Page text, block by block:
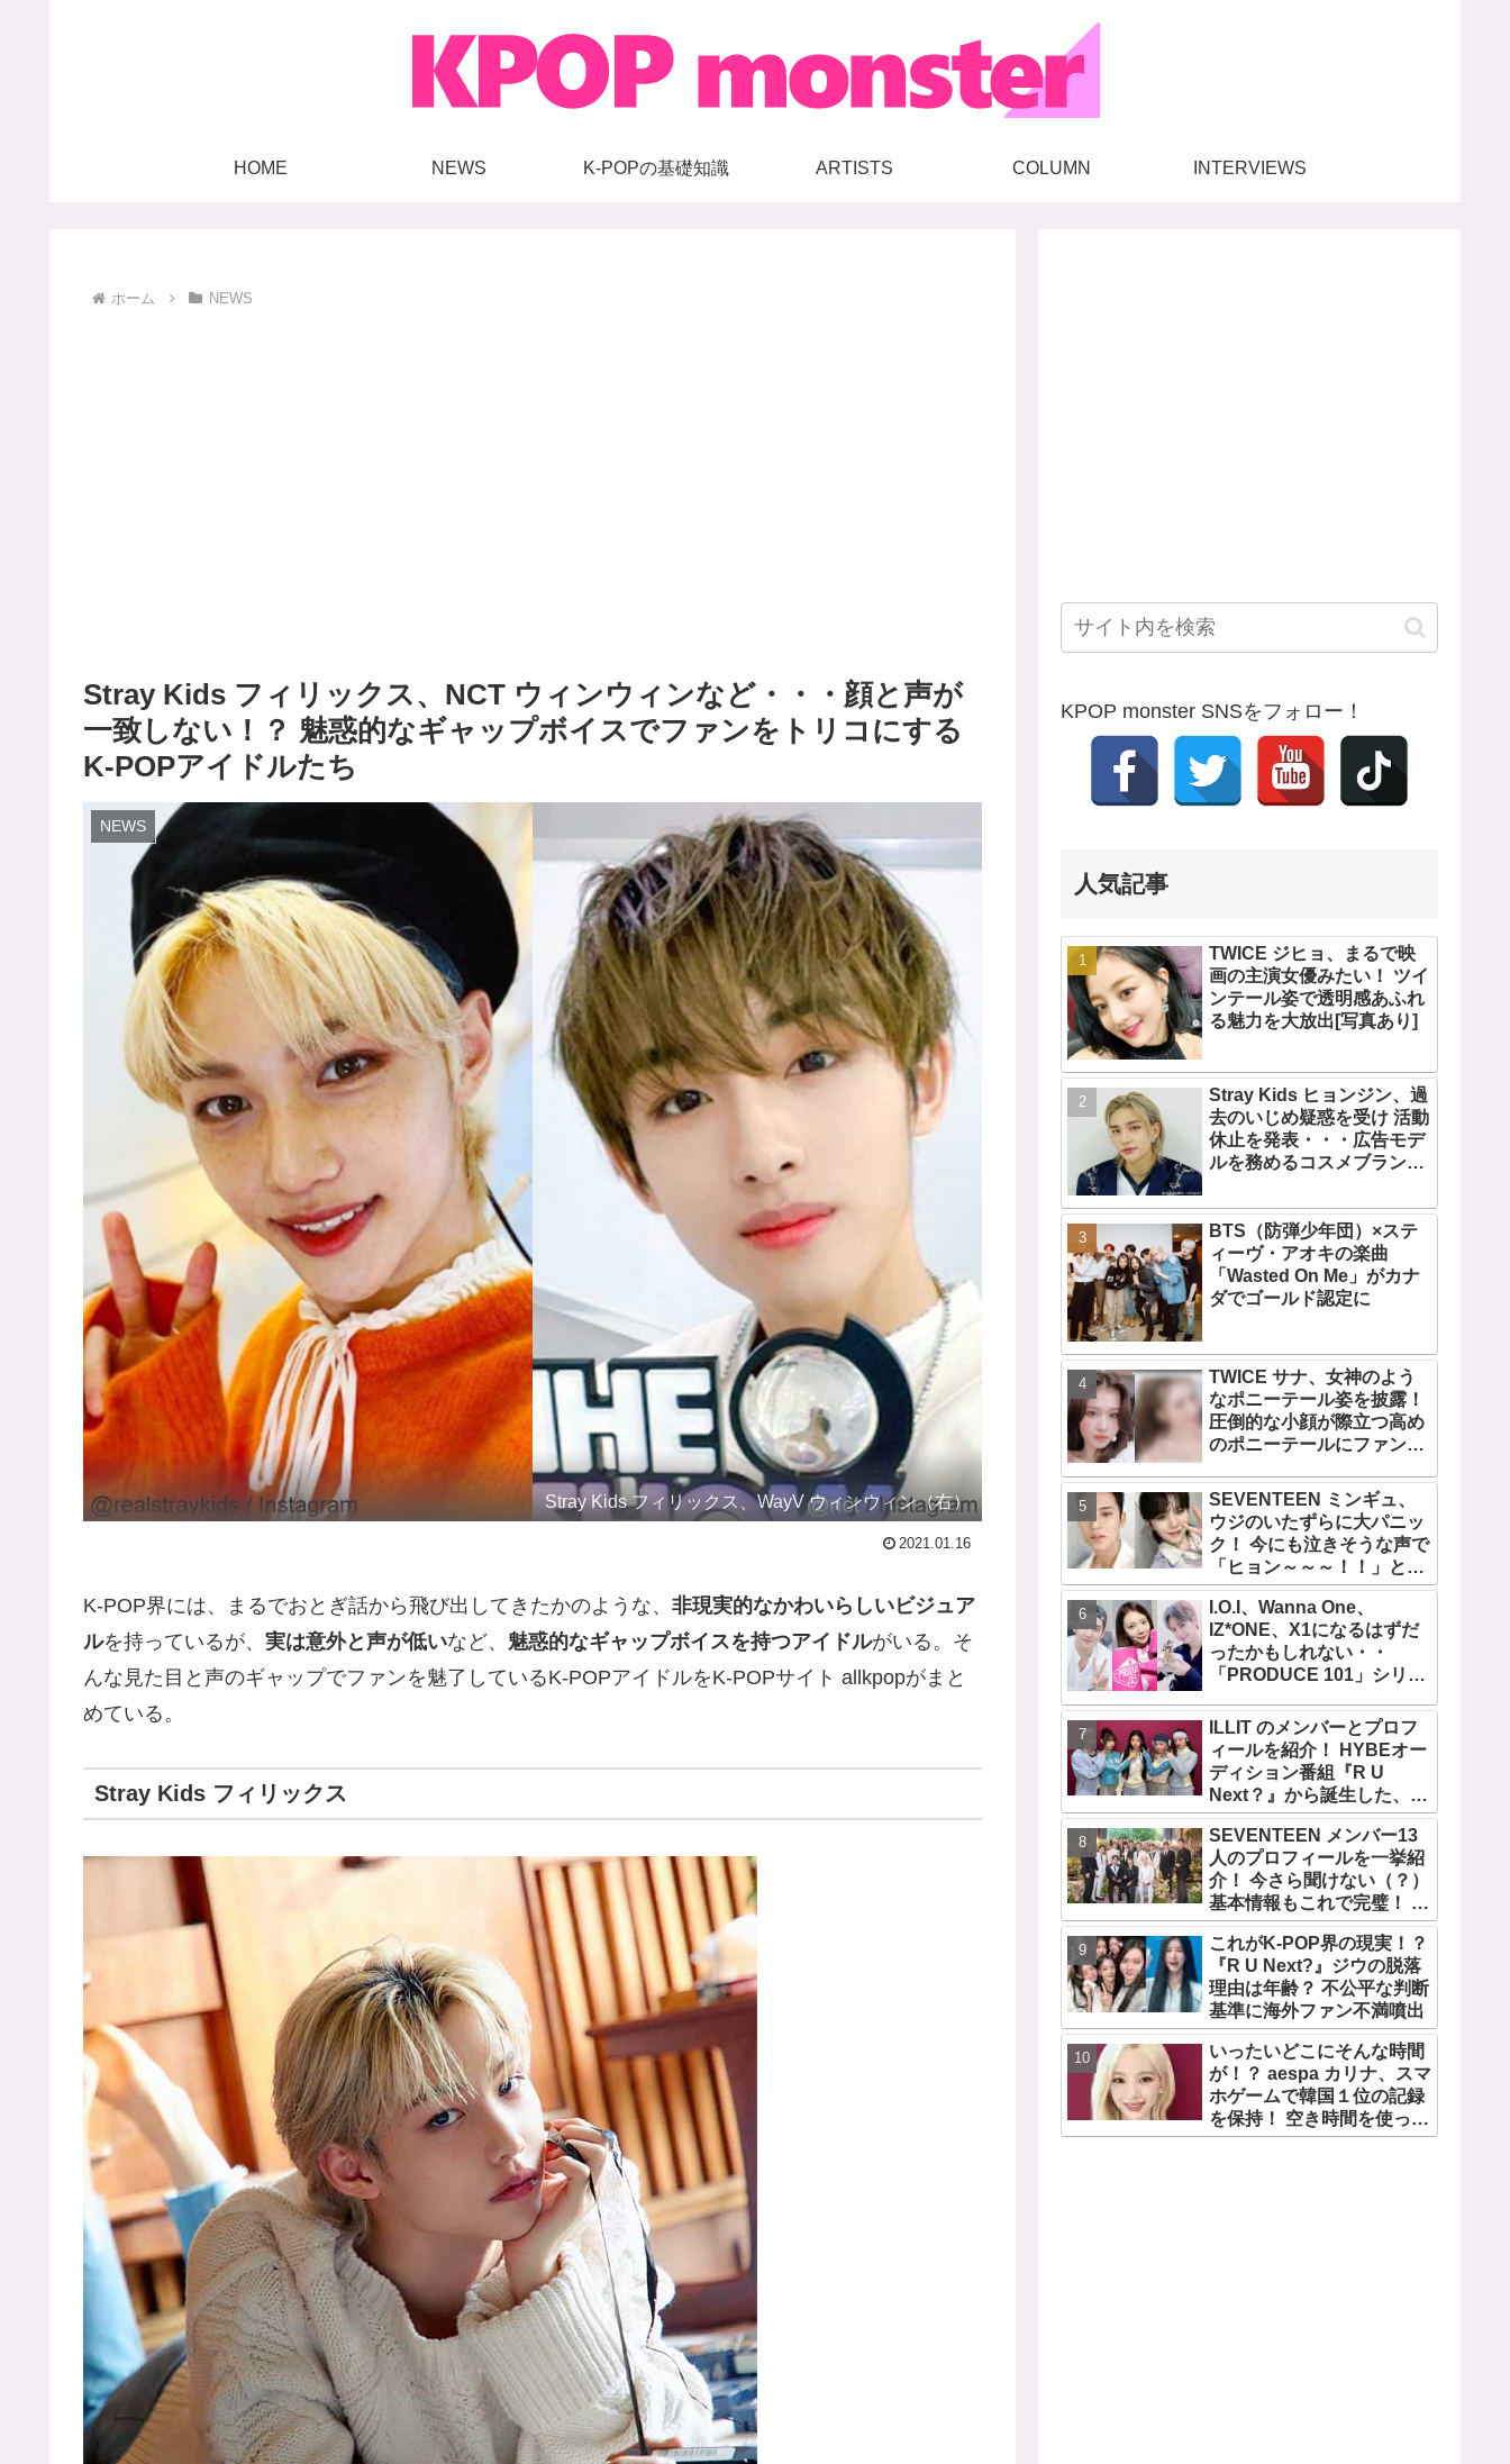
HOME NEWS K-POPの基礎知識 ARTISTS COLUMN INTERVIEWS
ホーム NEWS
Stray Kids フィリックス、NCT ウィンウィンなど・・・顔と声が
一致しない！？ 魅惑的なギャップボイスでファンをトリコにする
K-POPアイドルたち
NEWS
Stray Kids フィリックス、WayV ウィンウィン（右）
2021.01.16
K-POP界には、まるでおとぎ話から飛び出してきたかのような、 非現実的なかわいらしいビジュア
ルを持っているが、 実は意外と声が低いなど、 魅惑的なギャップボイスを持つアイドルがいる。そ
んな見た目と声のギャップでファンを魅了しているK-POPアイドルをK-POPサイト allkpopがまと
めている。
Stray Kids フィリックス
KPOP monster SNSをフォロー！
人気記事
TWICE ジヒョ、まるで映
画の主演女優みたい！ ツイ
ンテール姿で透明感あふれ
る魅力を大放出[写真あり]
Stray Kids ヒョンジン、過
去のいじめ疑惑を受け 活動
休止を発表・・・広告モデ
ルを務めるコスメブランド
BTS（防弾少年団）×ステ
ィーヴ・アオキの楽曲
「Wasted On Me」がカナ
ダでゴールド認定に
TWICE サナ、女神のよう
なポニーテール姿を披露！
圧倒的な小顔が際立つ高め
のポニーテールにファン歓
SEVENTEEN ミンギュ、
ウジのいたずらに大パニッ
ク！ 今にも泣きそうな声で
「ヒョン～～～！！」と呼
びかける… 恐怖のあまり子
供のように駆け出す姿がか
わいい
I.O.I、Wanna One、
IZ*ONE、X1になるはずだ
ったかもしれない・・
「PRODUCE 101」シリー
せられた練習生12人の氏名
が公表
ILLIT のメンバーとプロフ
ィールを紹介！ HYBEオー
ディション番組『R U
Next？』から誕生した、日
本人のイロハとモカを含む
5人組ガールズグループ！
デビュー曲「Magnetic」が
いきなりの大ヒット
SEVENTEEN メンバー13
人のプロフィールを一挙紹
介！ 今さら聞けない（？）
基本情報もこれで完璧！ 代
表曲から最新曲、爆笑コン
テンツ『GOING
SEVENTEEN』まで・・
VERY NICEな魅力が満載
これがK-POP界の現実！？
『R U Next?』ジウの脱落
理由は年齢？ 不公平な判断
基準に海外ファン不満噴出
いったいどこにそんな時間
が！？ aespa カリナ、スマ
ホゲームで韓国１位の記録
を保持！ 空き時間を使って
１万回ものミニゲームをク